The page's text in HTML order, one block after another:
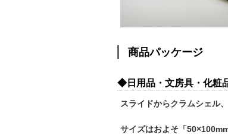
商品パッケージ
◆日用品・文房具・化粧
スライドからクラムシェル
サイズはおよそ「